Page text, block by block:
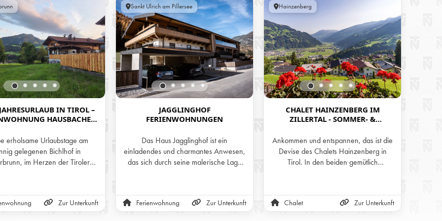
IN TIROL –
HAUSBACHER
erholsame Urlaubstage am
gelegenen Bichlhof in
im Herzen der Tiroler
bieten das ganze
den perfekten Rückzugsort –
Sommer zum Wandern und
Zur Unterkunft
Sankt Ulrich am Pillersee
JAGGLINGHOF
FERIENWOHNUNGEN
Das Haus Jagglinghof ist ein
einladendes und charmantes Anwesen,
das sich durch seine malerische Lage
Kombination aus traditionellem Flair und
modernem Komfort, was es zu einem
Ferienwohnung Zur Unterkunft
Hainzenberg
CHALET HAINZENBERG IM
ZILLERTAL - SOMMER- &
TIROLS
Ankommen und entspannen, das ist die
Devise des Chalets Hainzenberg in
Tirol. In den beiden gemütlich
Aussicht auf die Zillertaler Alpen kann
man sich nur wohlfühlen.
Chalet Zur Unterkunft